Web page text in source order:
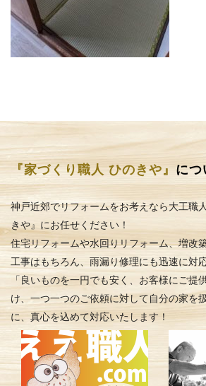
『家づくり職人 ひのきや』 につ
神戸近郊でリフォームをお考えなら大工職
きや』にお任せください！
住宅リフォームや水回りリフォーム、増改
工事はもちろん、雨漏り修理にも迅速に対
「良いものを一円でも安く、お客様にご提
け、一つ一つのご依頼に対して自分の家を
に、真心を込めて対応いたします！